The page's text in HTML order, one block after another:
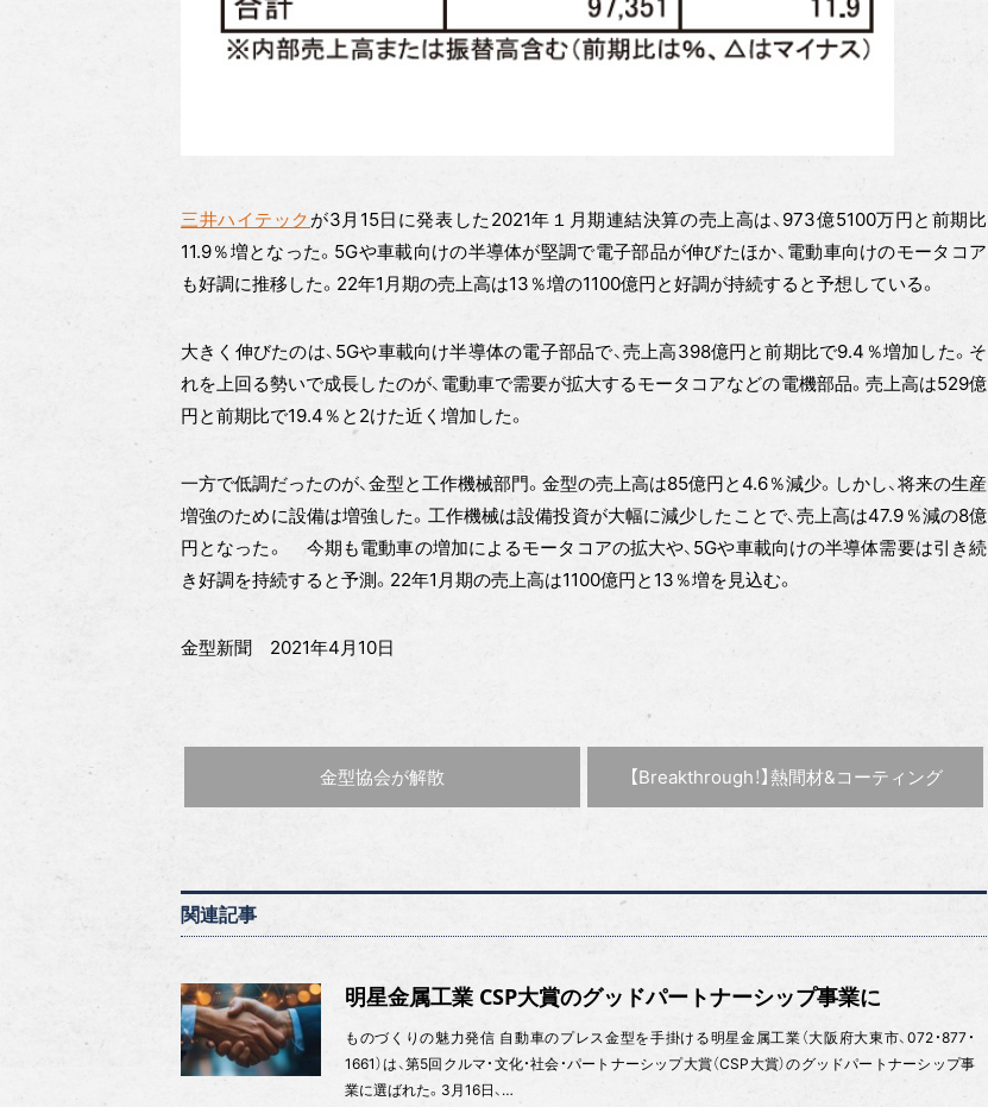
三井ハイテック が3月15日に発表した2021年１月期連結決算の売上高は、973億5100万円と前期比
11.9％増となった。5Gや車載向けの半導体が堅調で電子部品が伸びたほか、電動車向けのモータコア
も好調に推移した。22年1月期の売上高は13％増の1100億円と好調が持続すると予想している。
大きく伸びたのは、5Gや車載向け半導体の電子部品で、売上高398億円と前期比で9.4％増加した。そ
れを上回る勢いで成長したのが、電動車で需要が拡大するモータコアなどの電機部品。売上高は529億
円と前期比で19.4％と2けた近く増加した。
一方で低調だったのが、金型と工作機械部門。金型の売上高は85億円と4.6％減少。しかし、将来の生産
増強のために設備は増強した。工作機械は設備投資が大幅に減少したことで、売上高は47.9％減の8億
円となった。 今期も電動車の増加によるモータコアの拡大や、5Gや車載向けの半導体需要は引き続
き好調を持続すると予測。22年1月期の売上高は1100億円と13％増を見込む。
金型新聞 2021年4月10日
前の記事 :
金型協会が解散 次の記事 :
【Breakthrough！】熱間材&コーティング
関連記事
明星金属工業 CSP大賞のグッドパートナーシップ事業に
ものづくりの魅力発信 自動車のプレス金型を手掛ける明星金属工業（大阪府大東市、072・877・
1661）は、第5回クルマ・文化・社会・パートナーシップ大賞（CSP大賞）のグッドパートナーシップ事
業に選ばれた。3月16日、…